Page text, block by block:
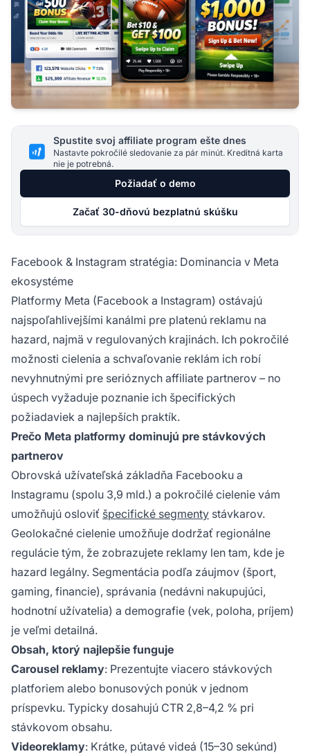
Spustite svoj affiliate program ešte dnes
Nastavte pokročilé sledovanie za pár minút. Kreditná karta
nie je potrebná.
Požiadať o demo
Začať 30-dňovú bezplatnú skúšku
Facebook & Instagram stratégia: Dominancia v Meta
ekosystéme
Platformy Meta (Facebook a Instagram) ostávajú
najspoľahlivejšími kanálmi pre platenú reklamu na
hazard, najmä v regulovaných krajinách. Ich pokročilé
možnosti cielenia a schvaľovanie reklám ich robí
nevyhnutnými pre serióznych affiliate partnerov – no
úspech vyžaduje poznanie ich špecifických
požiadaviek a najlepších praktík.
Prečo Meta platformy dominujú pre stávkových
partnerov
Obrovská užívateľská základňa Facebooku a
Instagramu (spolu 3,9 mld.) a pokročilé cielenie vám
umožňujú osloviť špecifické segmenty stávkarov.
Geolokačné cielenie umožňuje dodržať regionálne
regulácie tým, že zobrazujete reklamy len tam, kde je
hazard legálny. Segmentácia podľa záujmov (šport,
gaming, financie), správania (nedávni nakupujúci,
hodnotní užívatelia) a demografie (vek, poloha, príjem)
je veľmi detailná.
Obsah, ktorý najlepšie funguje
Carousel reklamy: Prezentujte viacero stávkových
platforiem alebo bonusových ponúk v jednom
príspevku. Typicky dosahujú CTR 2,8–4,2 % pri
stávkovom obsahu.
Videoreklamy: Krátke, pútavé videá (15–30 sekúnd)